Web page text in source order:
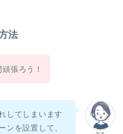
法
張ろう！
してしまいます
ンを設置して、